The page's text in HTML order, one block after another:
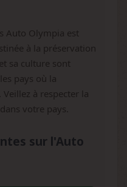
Auto Olympia est
à la préservation
sa culture sont
pays où la
à respecter la
votre pays.
sur l'Auto